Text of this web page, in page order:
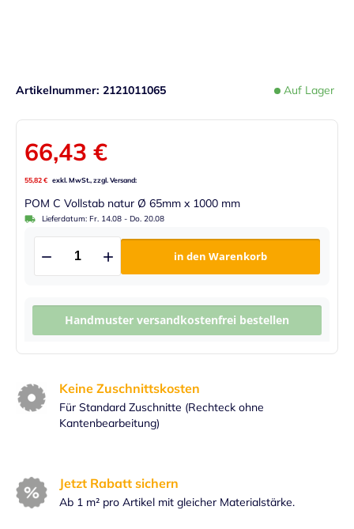
Auf Lager
Artikelnummer 2121011065
in den Warenkorb
Handmuster versandkostenfrei bestellen
66,43 €
55,82 €
POM C Vollstab natur Ø 65mm x 1000 mm
Lieferdatum: Fr. 14.08 - Do. 20.08
Keine Zuschnittskosten
Für Standard Zuschnitte (Rechteck ohne
Kantenbearbeitung)
Jetzt Rabatt sichern
Ab 1 m² pro Artikel mit gleicher Materialstärke.